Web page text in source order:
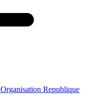
Organisation Republique